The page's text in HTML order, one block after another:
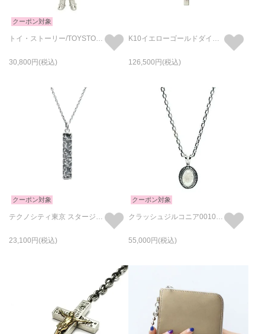
クーポン対象
トイ・ストーリー/TOYSTORY ウッディ クレーンネックレス
30,800
K10イエローゴールドダイヤモンドロザリオクロスネックレスS
126,500
クーポン対象
テクノシティ東京 スタージュエリーネックレス シルバー / 単品
23,100
クーポン対象
クラッシュジルコニア0010ハイブリッドカレッジネックレス
55,000